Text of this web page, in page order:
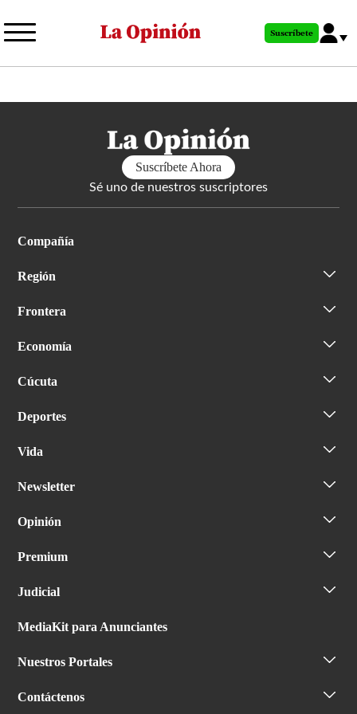
al
principal
Suscríbete
Suscríbete Ahora
Sé uno de nuestros suscriptores
Compañía
Región
Frontera
Economía
Cúcuta
Deportes
Vida
Newsletter
Opinión
Premium
Judicial
MediaKit para Anunciantes
Nuestros Portales
Contáctenos